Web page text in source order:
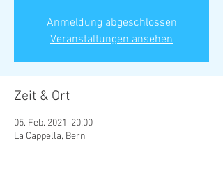
Anmeldung abgeschlossen
Veranstaltungen ansehen
Zeit & Ort
05. Feb. 2021, 20:00
La Cappella, Bern